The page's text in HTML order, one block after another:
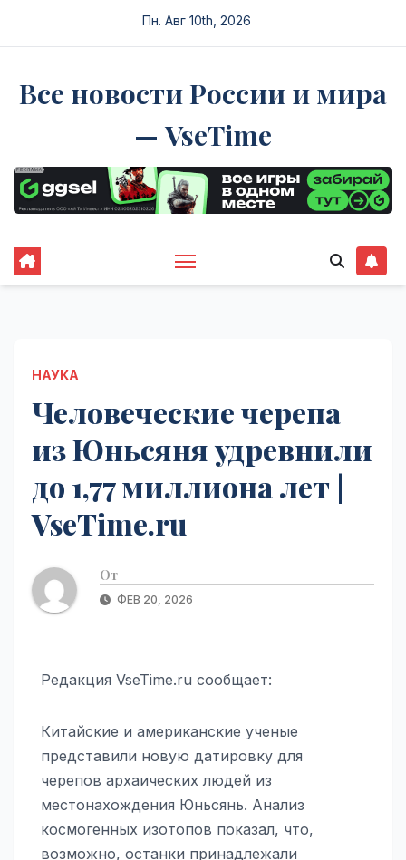
Пн. Авг 10th, 2026
Все новости России и мира
— VseTime
НАУКА
Человеческие черепа
из Юньсяня удревнили
до 1,77 миллиона лет |
VseTime.ru
От
ФЕВ 20, 2026
Редакция VseTime.ru сообщает:
Китайские и американские ученые
представили новую датировку для
черепов архаических людей из
местонахождения Юньсянь. Анализ
космогенных изотопов показал, что,
возможно, останки принадлежали